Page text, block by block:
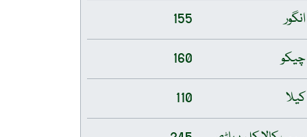
انگور
155
چیکو
160
کیلا
110